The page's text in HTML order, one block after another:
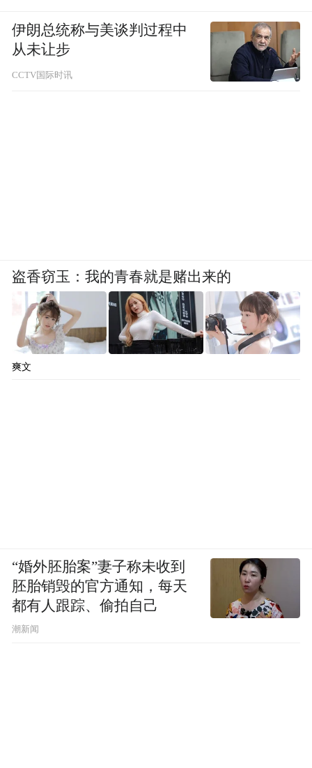
伊朗总统称与美谈判过程中
从未让步
CCTV国际时讯
盗香窃玉：我的青春就是赌出来的
爽文
“婚外胚胎案”妻子称未收到
胚胎销毁的官方通知，每天
都有人跟踪、偷拍自己
潮新闻